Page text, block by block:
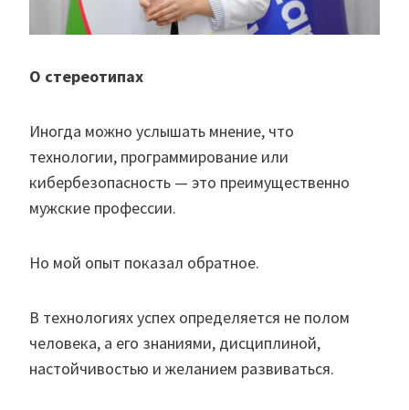
О стереотипах
Иногда можно услышать мнение, что
технологии, программирование или
кибербезопасность — это преимущественно
мужские профессии.
Но мой опыт показал обратное.
В технологиях успех определяется не полом
человека, а его знаниями, дисциплиной,
настойчивостью и желанием развиваться.